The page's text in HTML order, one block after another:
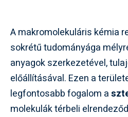
A makromolekuláris kémia
sokrétű tudományága
anyagok szerkezetével,
előállításával. Ezen a
legfontosabb fogalom a
molekulák térbeli